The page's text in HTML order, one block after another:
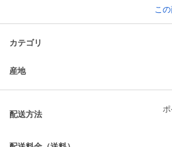
こ
カテゴリ
産地
配送方法